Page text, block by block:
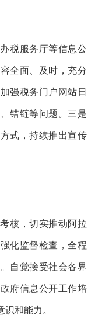
税服务厅等信息公
全面、及时，充分
强税务门户网站日
错链等问题。三是
式，持续推出宣传
核，切实推动阿拉
化监督检查，全程
自觉接受社会各界
府信息公开工作培
和能力。